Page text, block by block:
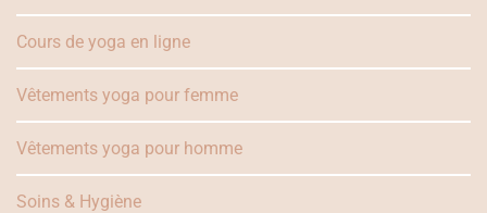
Cours de yoga en ligne
Vêtements yoga pour femme
Vêtements yoga pour homme
Soins & Hygiène